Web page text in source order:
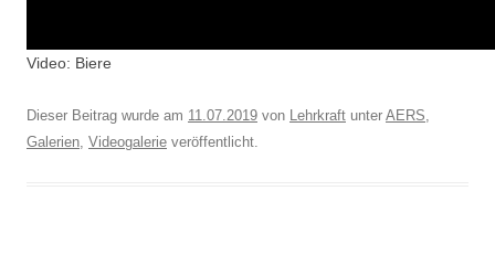
Video: Biere
Dieser Beitrag wurde am 11.07.2019 von Lehrkraft unter AERS,
Galerien, Videogalerie veröffentlicht.